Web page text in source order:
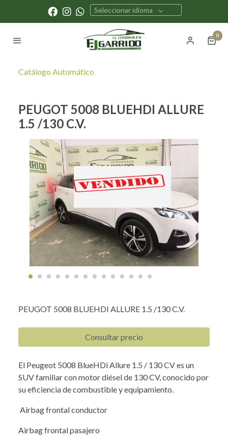
Seleccionar idioma
0
Catálogo Automático
PEUGOT 5008 BLUEHDI ALLURE
1.5 /130 C.V.
PEUGOT 5008 BLUEHDI ALLURE 1.5 /130 C.V.
Consultar precio
El Peugeot 5008 BlueHDi Allure 1.5 / 130 CV es un
SUV familiar con motor diésel de 130 CV, conocido por
su eficiencia de combustible y equipamiento.
Airbag frontal conductor
Airbag frontal pasajero